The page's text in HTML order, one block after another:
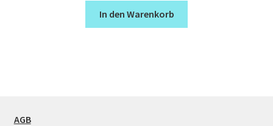
In den Warenkorb
AGB